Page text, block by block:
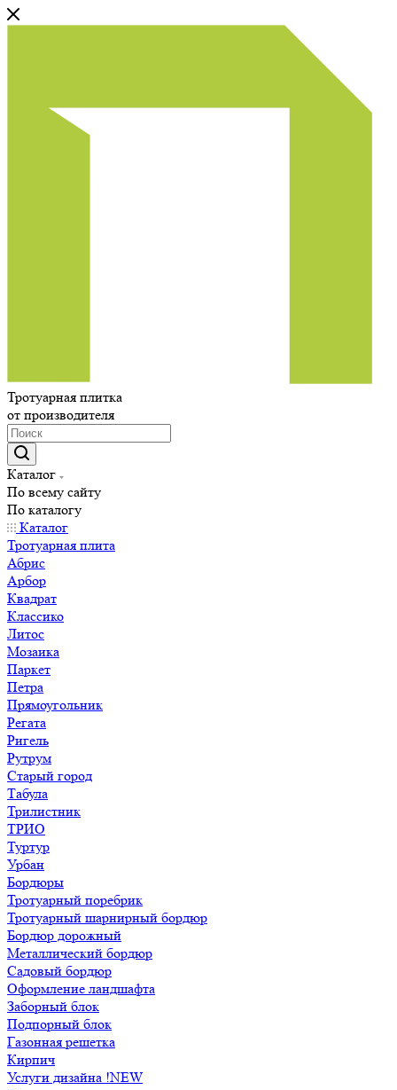
Тротуарная плитка
от производителя
Каталог
По всему сайту
По каталогу
Каталог
Тротуарная плита
Абрис
Арбор
Квадрат
Классико
Литос
Мозаика
Паркет
Петра
Прямоугольник
Регата
Ригель
Рутрум
Старый город
Табула
Трилистник
ТРИО
Туртур
Урбан
Бордюры
Тротуарный поребрик
Тротуарный шарнирный бордюр
Бордюр дорожный
Металлический бордюр
Садовый бордюр
Оформление ландшафта
Заборный блок
Подпорный блок
Газонная решетка
Кирпич
Услуги дизайна !NEW